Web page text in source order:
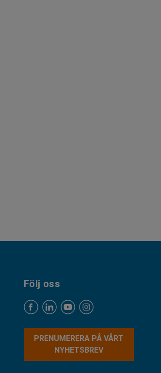
Följ oss
PRENUMERERA PÅ VÅRT
NYHETSBREV